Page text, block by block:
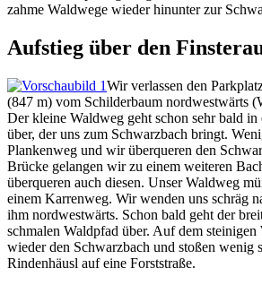
zahme Waldwege wieder hinunter zur
Aufstieg über den
Wir verlassen den
(847 m) vom Schilderbaum nordwestwärts
Der kleine Waldweg geht schon sehr bald in
über, der uns zum Schwarzbach bringt.
Plankenweg und wir überqueren den
Brücke gelangen wir zu einem weiteren
überqueren auch diesen. Unser Waldweg
einem Karrenweg. Wir wenden uns schräg
ihm nordwestwärts. Schon bald geht der
schmalen Waldpfad über. Auf dem
wieder den Schwarzbach und stoßen wenig
Rindenhäusl auf eine Forststraße.